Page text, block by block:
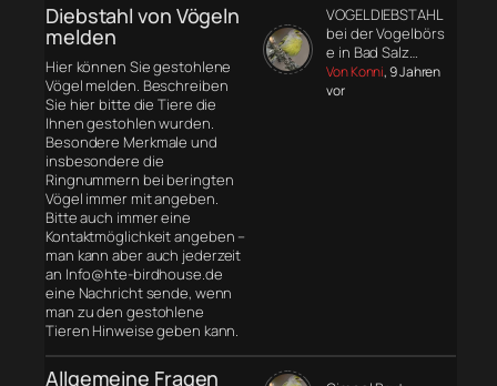
Diebstahl von Vögeln
melden
Hier können Sie gestohlene
Vögel melden. Beschreiben
Sie hier bitte die Tiere die
Ihnen gestohlen wurden.
Besondere Merkmale und
insbesondere die
Ringnummern bei beringten
Vögel immer mit angeben.
Bitte auch immer eine
Kontaktmöglichkeit angeben –
man kann aber auch jederzeit
an Info@hte-birdhouse.de
eine Nachricht sende, wenn
man zu den gestohlene
Tieren Hinweise geben kann.
VOGELDIEBSTAHL
bei der Vogelbörs
e in Bad Salz…
Von Konni, 9 Jahren
vor
Allgemeine Fragen